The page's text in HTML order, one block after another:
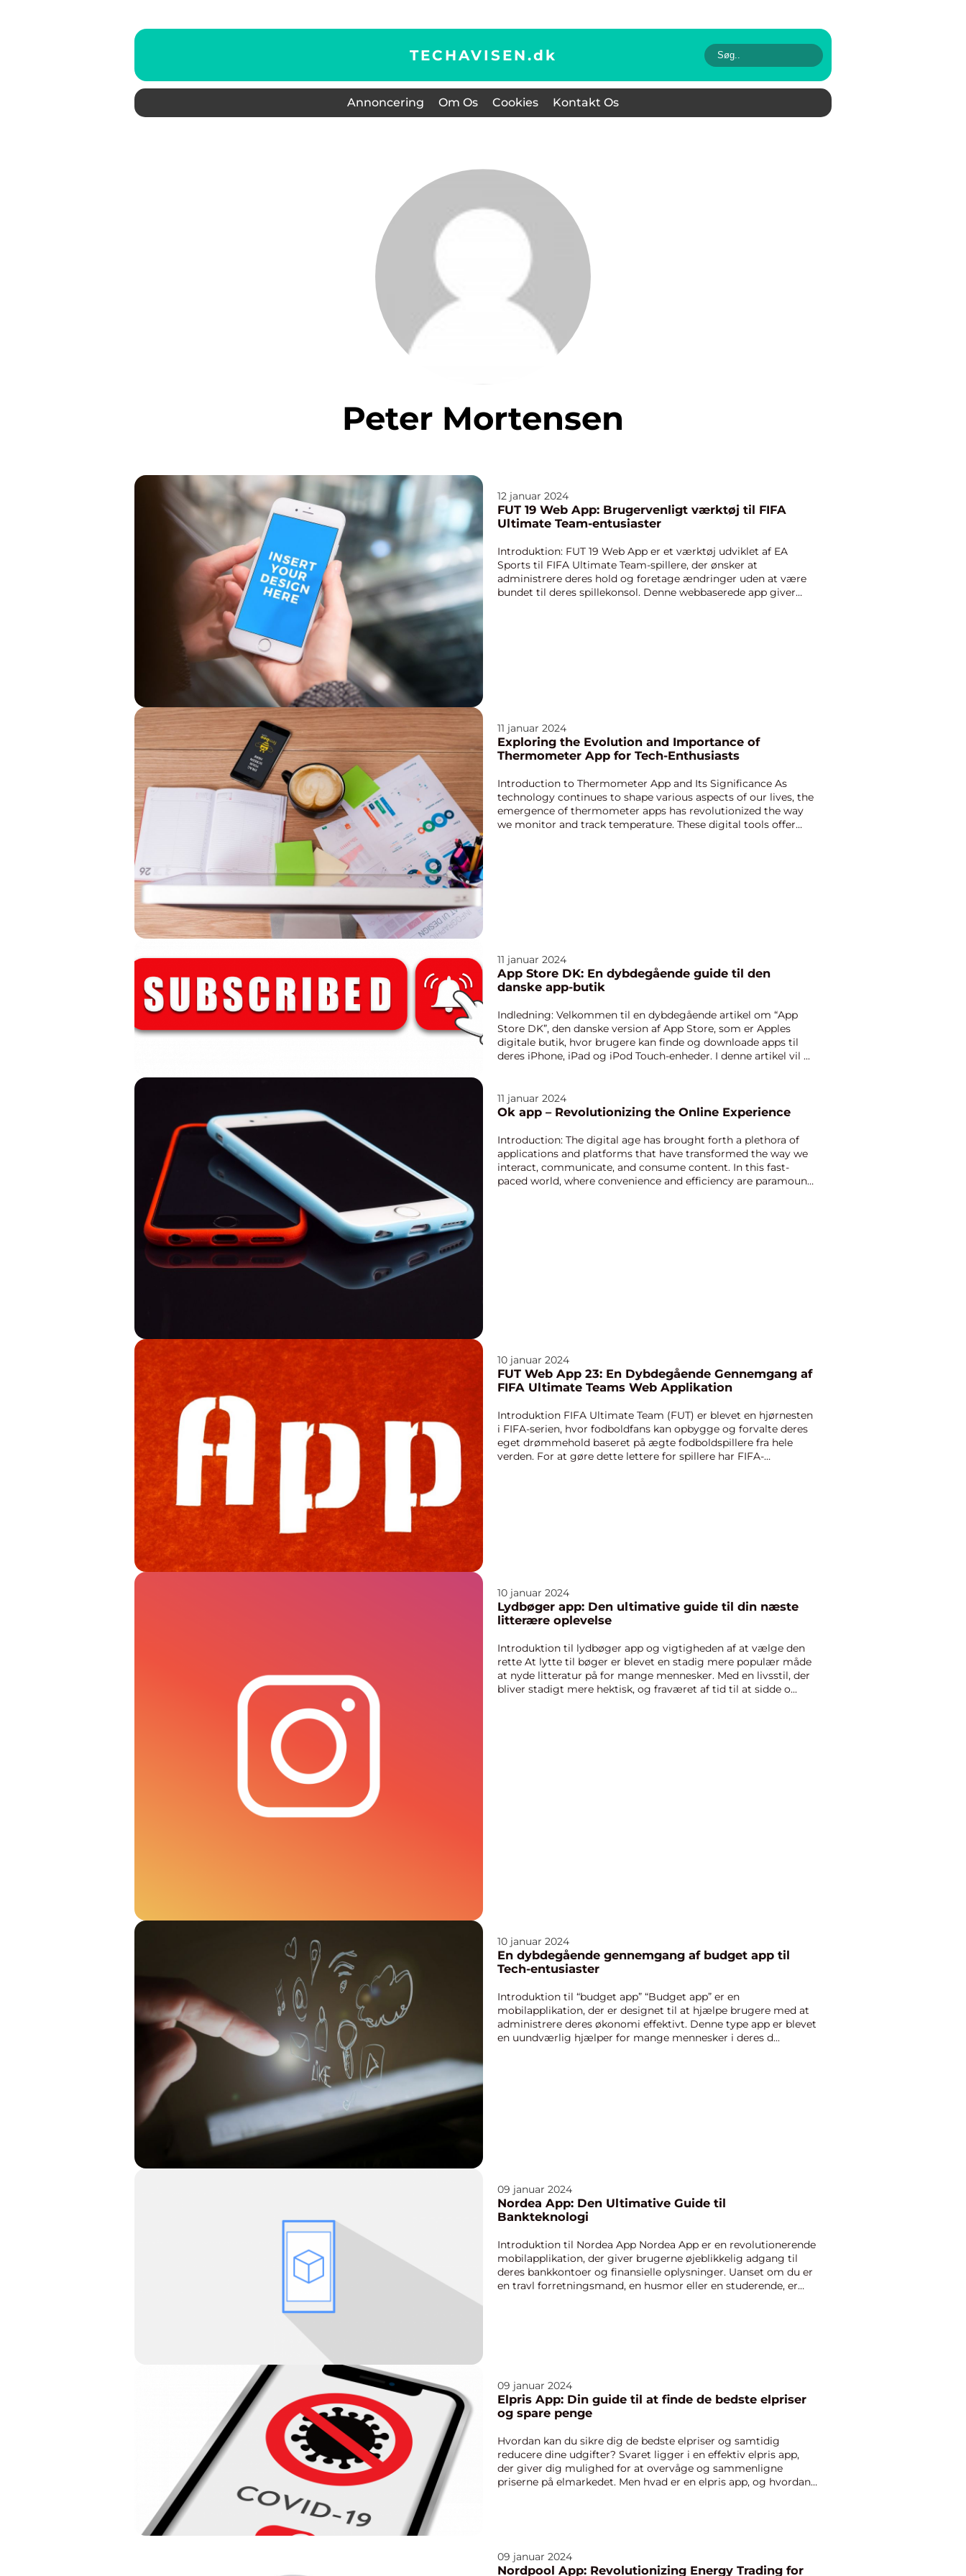
TECHAVISEN.dk
Annoncering Om Os Cookies Kontakt Os
Peter Mortensen
12 januar 2024
FUT 19 Web App: Brugervenligt værktøj til FIFA
Ultimate Team-entusiaster
Introduktion: FUT 19 Web App er et værktøj udviklet af EA
Sports til FIFA Ultimate Team-spillere, der ønsker at
administrere deres hold og foretage ændringer uden at være
bundet til deres spillekonsol. Denne webbaserede app giver
11 januar 2024
Exploring the Evolution and Importance of
Thermometer App for Tech-Enthusiasts
Introduction to Thermometer App and Its Significance As
technology continues to shape various aspects of our lives, the
emergence of thermometer apps has revolutionized the way
we monitor and track temperature. These digital tools offer
11 januar 2024
App Store DK: En dybdegående guide til den
danske app-butik
Indledning: Velkommen til en dybdegående artikel om “App
Store DK”, den danske version af App Store, som er Apples
digitale butik, hvor brugere kan finde og downloade apps til
deres iPhone, iPad og iPod Touch-enheder. I denne artikel vil ...
11 januar 2024
Ok app – Revolutionizing the Online Experience
Introduction: The digital age has brought forth a plethora of
applications and platforms that have transformed the way we
interact, communicate, and consume content. In this fast-
paced world, where convenience and efficiency are paramount,
10 januar 2024
FUT Web App 23: En Dybdegående Gennemgang af
FIFA Ultimate Teams Web Applikation
Introduktion FIFA Ultimate Team (FUT) er blevet en hjørnesten
i FIFA-serien, hvor fodboldfans kan opbygge og forvalte deres
eget drømmehold baseret på ægte fodboldspillere fra hele
verden. For at gøre dette lettere for spillere har FIFA-
10 januar 2024
Lydbøger app: Den ultimative guide til din næste
litterære oplevelse
Introduktion til lydbøger app og vigtigheden af at vælge den
rette At lytte til bøger er blevet en stadig mere populær måde
at nyde litteratur på for mange mennesker. Med en livsstil, der
bliver stadigt mere hektisk, og fraværet af tid til at sidde o...
10 januar 2024
En dybdegående gennemgang af budget app til
Tech-entusiaster
Introduktion til “budget app” “Budget app” er en
mobilapplikation, der er designet til at hjælpe brugere med at
administrere deres økonomi effektivt. Denne type app er blevet
en uundværlig hjælper for mange mennesker i deres d...
09 januar 2024
Nordea App: Den Ultimative Guide til
Bankteknologi
Introduktion til Nordea App Nordea App er en revolutionerende
mobilapplikation, der giver brugerne øjeblikkelig adgang til
deres bankkontoer og finansielle oplysninger. Uanset om du er
en travl forretningsmand, en husmor eller en studerende, er
09 januar 2024
Elpris App: Din guide til at finde de bedste elpriser
og spare penge
Hvordan kan du sikre dig de bedste elpriser og samtidig
reducere dine udgifter? Svaret ligger i en effektiv elpris app,
der giver dig mulighed for at overvåge og sammenligne
priserne på elmarkedet. Men hvad er en elpris app, og hvordan
09 januar 2024
Nordpool App: Revolutionizing Energy Trading for